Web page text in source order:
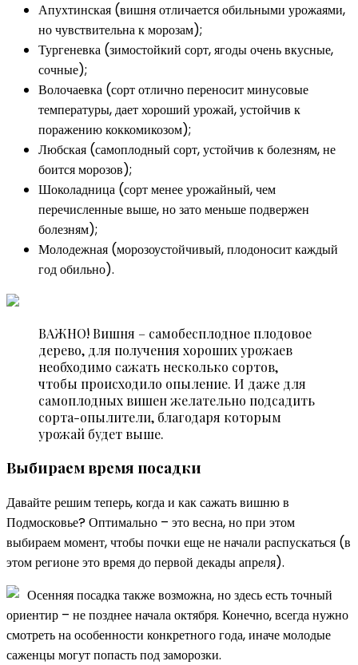
Апухтинская (вишня отличается обильными урожаями,
но чувствительна к морозам);
Тургеневка (зимостойкий сорт, ягоды очень вкусные,
сочные);
Волочаевка (сорт отлично переносит минусовые
температуры, дает хороший урожай, устойчив к
поражению коккомикозом);
Любская (самоплодный сорт, устойчив к болезням, не
боится морозов);
Шоколадница (сорт менее урожайный, чем
перечисленные выше, но зато меньше подвержен
болезням);
Молодежная (морозоустойчивый, плодоносит каждый
год обильно).
ВАЖНО! Вишня – самобесплодное плодовое
дерево, для получения хороших урожаев
необходимо сажать несколько сортов,
чтобы происходило опыление. И даже для
самоплодных вишен желательно подсадить
сорта-опылители, благодаря которым
урожай будет выше.
Выбираем время посадки
Давайте решим теперь, когда и как сажать вишню в
Подмосковье? Оптимально – это весна, но при этом
выбираем момент, чтобы почки еще не начали распускаться (в
этом регионе это время до первой декады апреля).
Осенняя посадка также возможна, но здесь есть точный
ориентир – не позднее начала октября. Конечно, всегда нужно
смотреть на особенности конкретного года, иначе молодые
саженцы могут попасть под заморозки.